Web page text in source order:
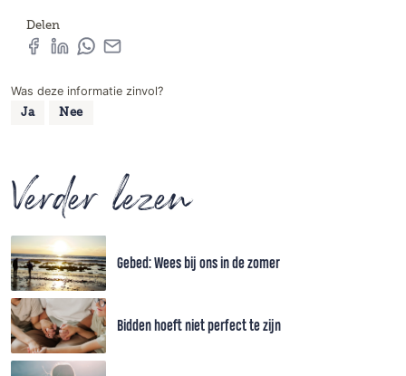
Delen
Was deze informatie zinvol?
Ja Nee
Verder lezen
Gebed: Wees bij ons in de zomer
Bidden hoeft niet perfect te zijn